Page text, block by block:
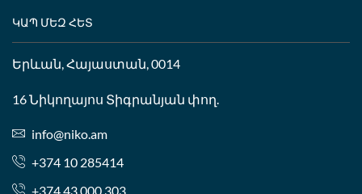
ԿԱՊ ՄԵԶ ՀԵՏ
Երևան, Հայաստան, 0014
16 Նիկողայոս Տիգրանյան փող.
info@niko.am
+374 10 285414
+374 43 000 303